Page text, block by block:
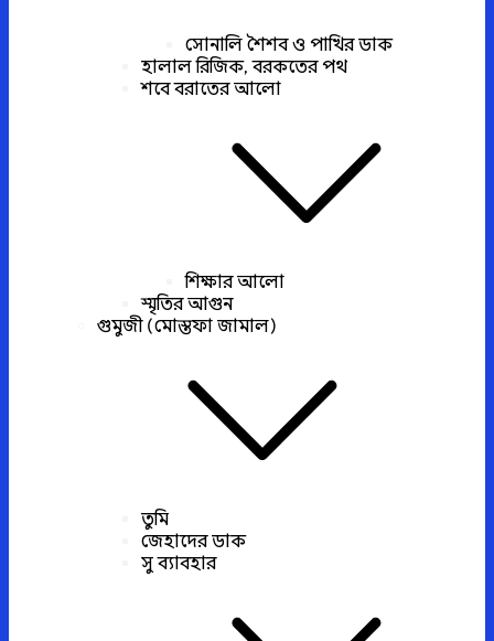
সোনালি শৈশব ও পাখির ডাক
হালাল রিজিক, বরকতের পথ
শবে বরাতের আলো
শিক্ষার আলো
স্মৃতির আগুন
গুমুজী (মোস্তফা জামাল)
তুমি
জেহাদের ডাক
সু ব্যাবহার